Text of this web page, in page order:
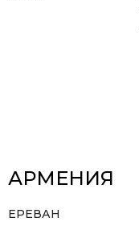
АРМЕНИЯ
ЕРЕВАН